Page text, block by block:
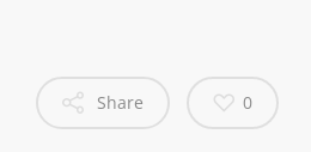
Share 0